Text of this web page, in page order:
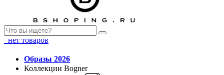
нет товаров
Образы 2026
Коллекции Bogner